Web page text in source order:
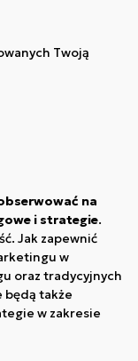
Twoją
na
i strategie.
Jak zapewnić
w
oraz tradycyjnych
będą także
w zakresie